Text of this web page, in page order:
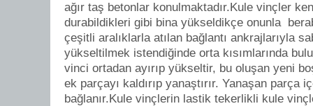
ağır taş betonlar konulmaktadır.Kule vinçler
durabildikleri gibi bina yükseldikçe onunla
çeşitli aralıklarla atılan bağlantı ankrajlarıyla
yükseltilmek istendiğinde orta kısımlarında
vinci ortadan ayırıp yükseltir, bu oluşan yeni
ek parçayı kaldırıp yanaştırır. Yanaşan parça
bağlanır.Kule vinçlerin lastik tekerlikli kule